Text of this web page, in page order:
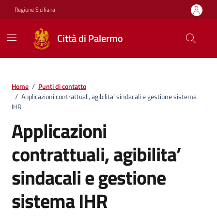
Vai ai contenuti
Vai al footer
Regione Siciliana
Città di Palermo
Home / Punti di contatto
/ Applicazioni contrattuali, agibilita’ sindacali e gestione sistema
IHR
Applicazioni
contrattuali, agibilita’
sindacali e gestione
sistema IHR